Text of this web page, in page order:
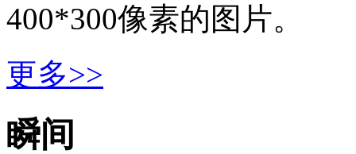
400*300像素的图片。
更多>>
瞬间